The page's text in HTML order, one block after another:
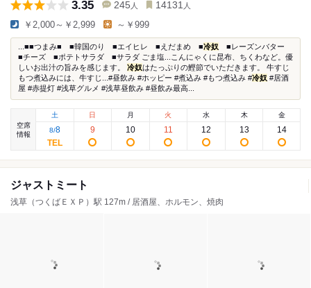
3.35 245 人 14131 人
￥2,000～￥2,999 ～￥999
...■■つまみ■ ■韓国のり ■エイヒレ ■えだまめ ■冷奴 ■レーズンバター
■チーズ ■ポテトサラダ ■サラダ ごま塩...こんにゃくに昆布、ちくわなど。優
しいお出汁の旨みを感じます。 冷奴はたっぷりの鰹節でいただきます。 牛すじ
もつ煮込みには、牛すじ...#昼飲み #ホッピー #煮込み #もつ煮込み #冷奴 #居酒
屋 #赤提灯 #浅草グルメ #浅草昼飲み #昼飲み最高...
空席
情報
土
8/8
日
9
月
10
火
11
水
12
木
13
金
14
ジャストミート
浅草（つくばＥＸＰ）駅 127m / 居酒屋、ホルモン、焼肉